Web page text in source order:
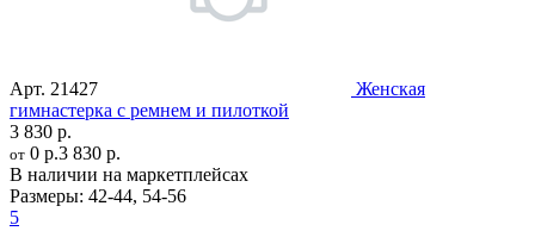
Арт. 21427
Женская
гимнастерка с ремнем и пилоткой
3 830 р.
от 0 р.3 830 р.
В наличии на маркетплейсах
Размеры: 42-44, 54-56
5